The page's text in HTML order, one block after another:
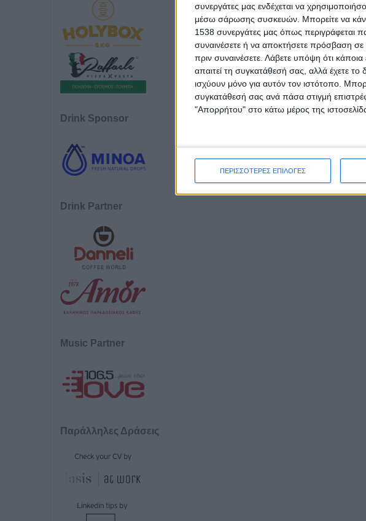
συνεργάτες μας ενδέχεται να
μέσω σάρωσης συσκευών. Μπορείτε να
1538 συνεργάτες μας όπως περιγράφεται
συναινέσετε ή να αποκτήσετε πρόσβαση σε
πριν συναινέσετε. Λάβετε υπόψη ότι
απαιτεί τη συγκατάθεσή σας, αλλά έχετε το
ισχύουν μόνο για αυτόν τον ιστότοπο.
συγκατάθεσή σας ανά πάσα στιγμή
"Απορρήτου" στο κάτω μέρος της
ΠΕΡΙΣΣΟΤΕΡΕΣ ΕΠΙΛΟΓΕΣ
Drink Sponsor
Drink Partner
Music Partner
Παράλληλες Δράσεις